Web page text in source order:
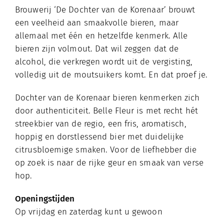
Brouwerij ‘De Dochter van de Korenaar’ brouwt
een veelheid aan smaakvolle bieren, maar
allemaal met één en hetzelfde kenmerk. Alle
bieren zijn volmout. Dat wil zeggen dat de
alcohol, die verkregen wordt uit de vergisting,
volledig uit de moutsuikers komt. En dat proef je.
Dochter van de Korenaar bieren kenmerken zich
door authenticiteit. Belle Fleur is met recht hét
streekbier van de regio, een fris, aromatisch,
hoppig en dorstlessend bier met duidelijke
citrusbloemige smaken. Voor de liefhebber die
op zoek is naar de rijke geur en smaak van verse
hop.
Openingstijden
Op vrijdag en zaterdag kunt u gewoon